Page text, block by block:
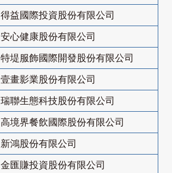
得益國際投資股份有限公司
安心健康股份有限公司
特堤服飾國際開發股份有限公司
壹畫影業股份有限公司
瑞聯生態科技股份有限公司
高境界餐飲國際股份有限公司
新鴻股份有限公司
金匯賺投資股份有限公司